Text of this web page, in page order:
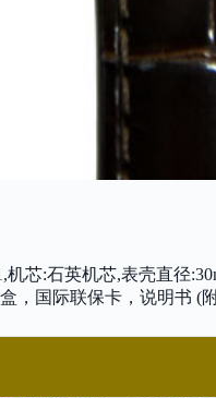
机芯:石英机芯,表壳直径
，国际联保卡，说明书 (